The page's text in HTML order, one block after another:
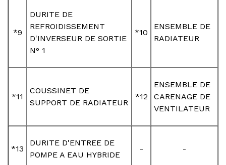
*9
DURITE DE
REFROIDISSEMENT
D'INVERSEUR DE SORTIE
N° 1
*10
ENSEMBLE DE
RADIATEUR
*11
COUSSINET DE
SUPPORT DE RADIATEUR
*12
ENSEMBLE DE
CARENAGE DE
VENTILATEUR
*13
DURITE D'ENTREE DE
POMPE A EAU HYBRIDE
- -